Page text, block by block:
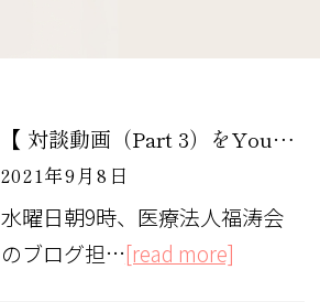
【 対談動画（Part 3）をYouTubeに公開しました！ 】
2021年9月8日
水曜日朝9時、医療法人福涛会
のブログ担…[read more]